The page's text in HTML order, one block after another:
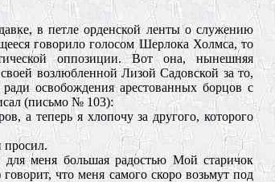
в петле орденской ленты о служению
говорило голосом Шерлока Холмса, то
оппозиции. Вот она, нынешняя
возлюбленной Лизой Садовской за то,
освобождения арестованных борцов с
(письмо № 103):
а теперь я хлопочу за другого, которого
просил.
для меня большая радостью Мой старичок
что меня самого скоро возьмут под